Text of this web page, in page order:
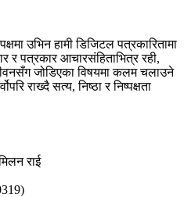
उभिन हामी डिजिटल पत्रकारितामा
र पत्रकार आचारसंहिताभित्र रही,
जोडिएका विषयमा कलम चलाउने
राख्दै सत्य, निष्ठा र निष्पक्षता
राई